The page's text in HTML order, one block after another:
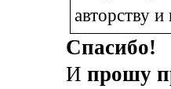
авторству
Спасибо!
И прошу